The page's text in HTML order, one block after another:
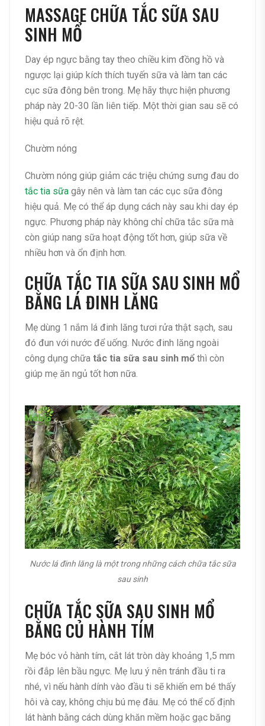
MASSAGE CHỮA TẮC SỮA SAU
SINH MỔ
Day ép ngực bằng tay theo chiều kim đồng hồ và
ngược lại giúp kích thích tuyến sữa và làm tan các
cục sữa đông bên trong. Mẹ hãy thực hiện phương
pháp này 20-30 lần liên tiếp. Một thời gian sau sẽ có
hiệu quả rõ rệt.
Chườm nóng
Chườm nóng giúp giảm các triệu chứng sưng đau do
tắc tia sữa gây nên và làm tan các cục sữa đông
hiệu quả. Mẹ có thể áp dụng cách này sau khi day ép
ngực. Phương pháp này không chỉ chữa tắc sữa mà
còn giúp nang sữa hoạt động tốt hơn, giúp sữa về
nhiều hơn và ổn định hơn.
CHỮA TẮC TIA SỮA SAU SINH MỔ
BẰNG LÁ ĐINH LĂNG
Mẹ dùng 1 nắm lá đinh lăng tươi rửa thật sạch, sau
đó đun với nước để uống. Nước đinh lăng ngoài
công dụng chữa tắc tia sữa sau sinh mổ thì còn
giúp mẹ ăn ngủ tốt hơn nữa.
Nước lá đinh lăng là một trong những cách chữa tắc sữa
sau sinh
CHỮA TẮC SỮA SAU SINH MỔ
BẰNG CỦ HÀNH TÍM
Mẹ bóc vỏ hành tím, cắt lát tròn dày khoảng 1,5 mm
rồi đắp lên bầu ngực. Mẹ lưu ý nên tránh đầu ti ra
nhé, vì nếu hành dính vào đầu ti sẽ khiến em bé thấy
hôi và cay, không chịu bú mẹ đâu. Mẹ có thể cố định
lát hành bằng cách dùng khăn mềm hoặc gạc băng